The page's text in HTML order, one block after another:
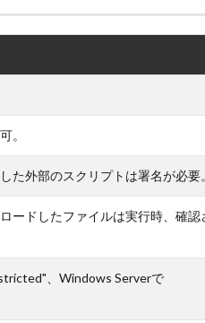
。
た外部のスクリプトは署名が必要
ードしたファイルは実行時、確認
、Windows Serverで